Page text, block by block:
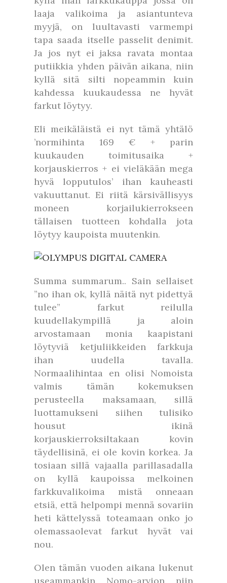
laaja valikoima ja asiantunteva
myyjä, on luultavasti varmempi
tapa saada itselle passelit denimit.
Ja jos nyt ei jaksa ravata montaa
putiikkia yhden päivän aikana, niin
kyllä sitä silti nopeammin kuin
kahdessa kuukaudessa ne hyvät
farkut löytyy.
Eli meikäläistä ei nyt tämä yhtälö
’normihinta 169 € + parin
kuukauden toimitusaika +
korjauskierros + ei vieläkään mega
hyvä lopputulos’ ihan kauheasti
vakuuttanut. Ei riitä kärsivällisyys
moneen korjailukierrokseen
tällaisen tuotteen kohdalla jota
löytyy kaupoista muutenkin.
Summa summarum.. Sain sellaiset
”no ihan ok, kyllä näitä nyt pidettyä
tulee” farkut reilulla
kuudellakympillä ja aloin
arvostamaan monia kaapistani
löytyviä ketjuliikkeiden farkkuja
ihan uudella tavalla.
Normaalihintaa en olisi Nomoista
valmis tämän kokemuksen
perusteella maksamaan, sillä
luottamukseni siihen tulisiko
housut ikinä
korjauskierroksiltakaan kovin
täydellisinä, ei ole kovin korkea. Ja
tosiaan sillä vajaalla parillasadalla
on kyllä kaupoissa melkoinen
farkkuvalikoima mistä onneaan
etsiä, että helpompi mennä sovariin
heti kättelyssä toteamaan onko jo
olemassaolevat farkut hyvät vai
nou.
Olen tämän vuoden aikana lukenut